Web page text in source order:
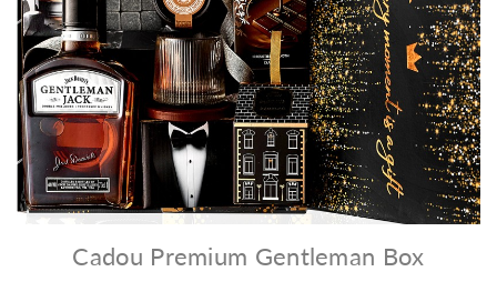
Cadou Premium Gentleman Box